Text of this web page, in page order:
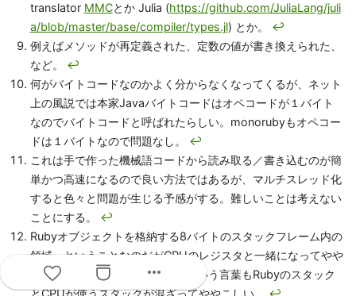
translator MMCとか Julia (https://github.com/JuliaLang/juli
a/blob/master/base/compiler/types.jl) とか。 ↩
例えばメソッドが再定義された、定数の値が書き換えられた、
など。 ↩
何がバイトコードなのかよく分からなくなってくるが、ネット
上の風説では本家Javaバイトコードはオペコードが１バイト
なのでバイトコードと呼ばれたらしい。monorubyもオペコー
ドは１バイトなので問題なし。 ↩
これは手で作った機械語コードから読み取る／書き込むのが簡
単かつ高速になるので良い方法ではあるが、マルチスレッド化
すると色々と問題が生じる予感がする。難しいことは考えない
ことにする。 ↩
Rubyオブジェクトを格納する8バイトのスタックフレーム内の
領域、ということなのだがCPUのレジスタと一緒になってやや
こしい。ちなみに「スタック」という言葉もRubyのスタック
とCPUが使うスタックが混ざってややこしい。 ↩
more_horiz